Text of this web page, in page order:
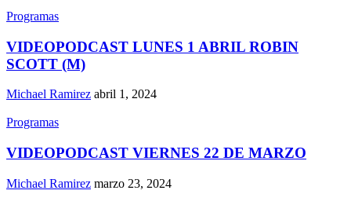
Programas
VIDEOPODCAST LUNES 1 ABRIL ROBIN
SCOTT (M)
Michael Ramirez abril 1, 2024
Programas
VIDEOPODCAST VIERNES 22 DE MARZO
Michael Ramirez marzo 23, 2024